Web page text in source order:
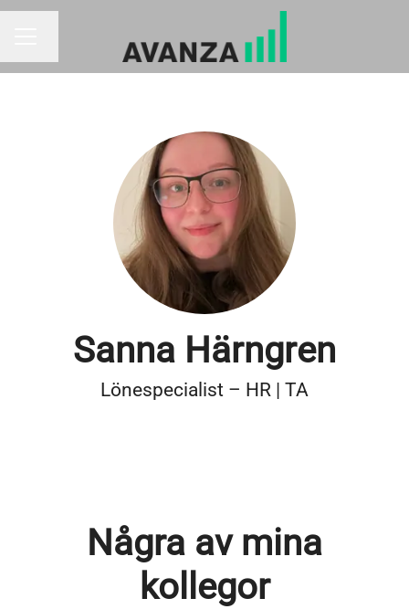
Sanna Härngren
Lönespecialist – HR | TA
Några av mina
kollegor